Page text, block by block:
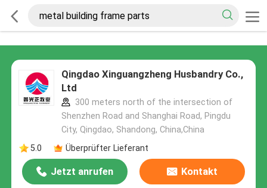
Qingdao Xinguangzheng Husbandry Co.,
Ltd
300 meters north of the intersection of
Shenzhen Road and Shanghai Road, Pingdu
City, Qingdao, Shandong, China,China
5.0
Überprüfter Lieferant
Jetzt anrufen Kontakt